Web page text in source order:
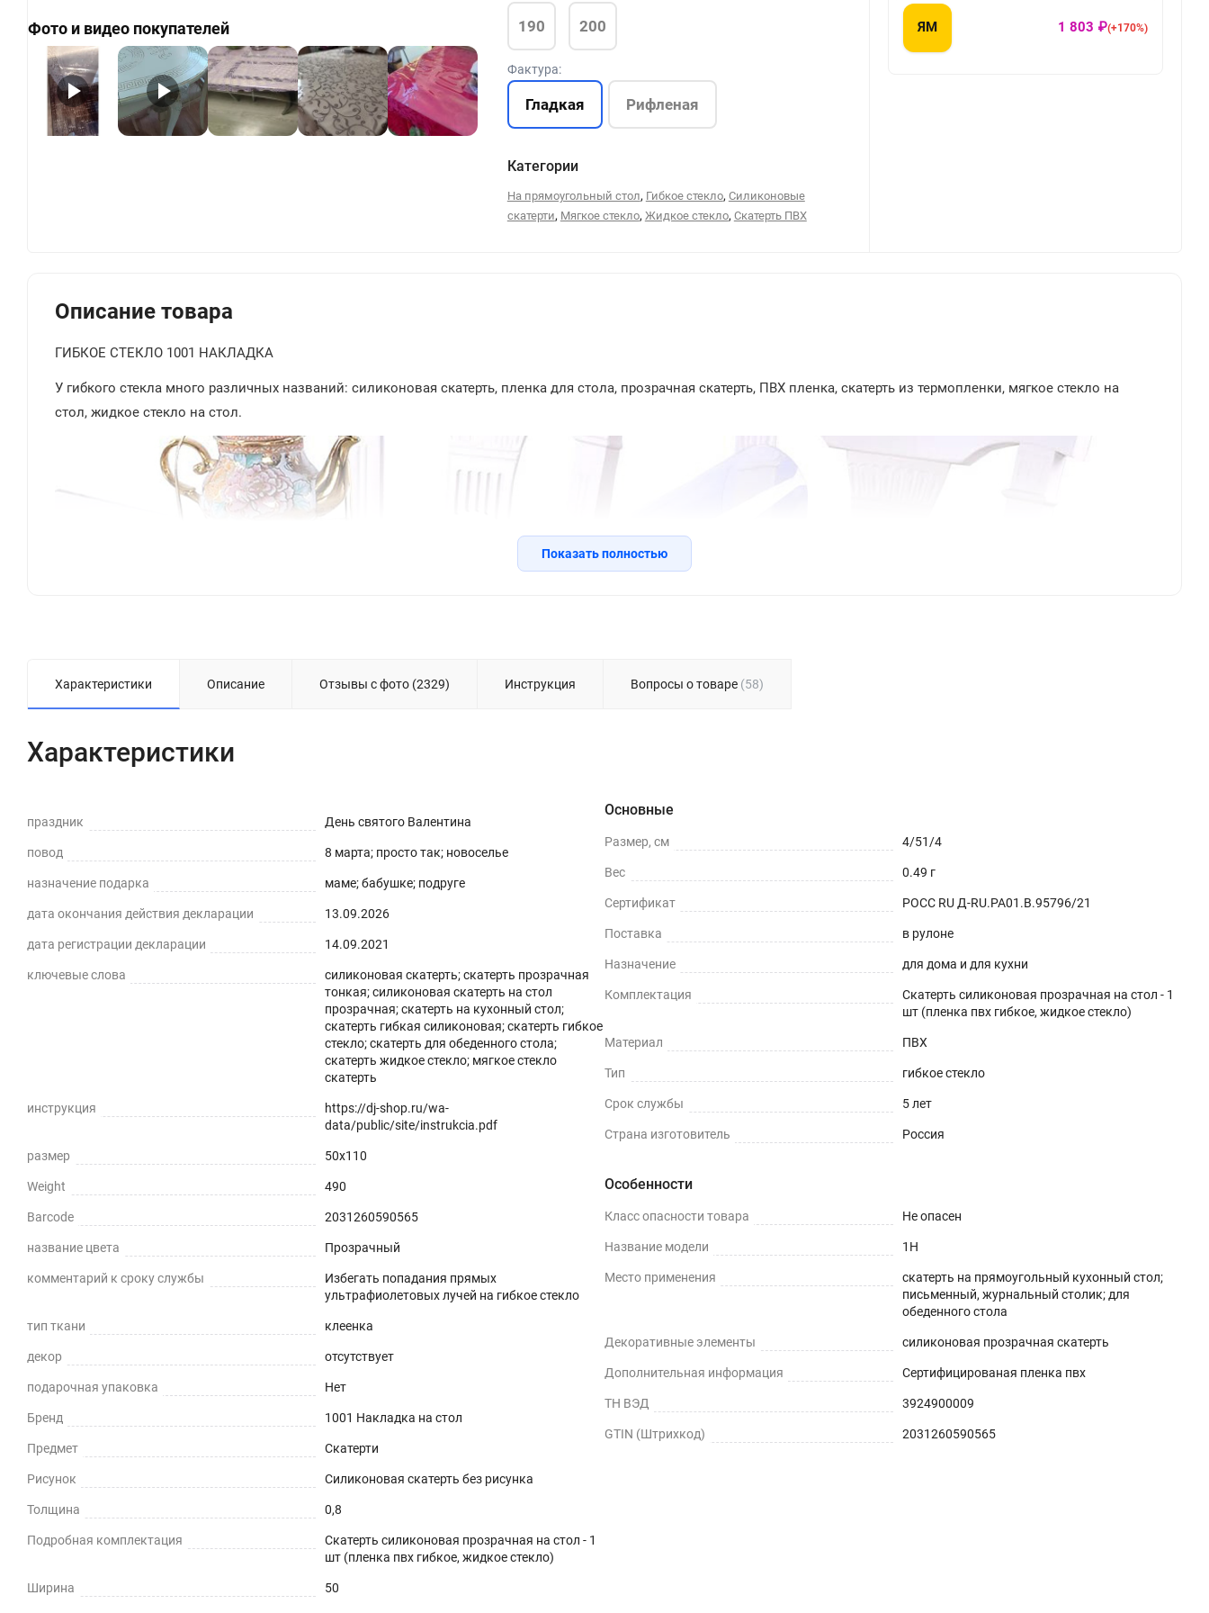
Фото и видео покупателей 190 200
Фактура:
Гладкая Рифленая
Категории
На прямоугольный стол, Гибкое стекло, Силиконовые
скатерти, Мягкое стекло, Жидкое стекло, Скатерть ПВХ
ЯМ 1 803 ₽(+170%)
Описание товара
ГИБКОЕ СТЕКЛО 1001 НАКЛАДКА
У гибкого стекла много различных названий: силиконовая скатерть, пленка для стола, прозрачная скатерть, ПВХ пленка, скатерть из термопленки, мягкое стекло на
стол, жидкое стекло на стол.
практичное решение для защиты плоских горизонтальных поверхностей и скатертей, а также для улучшения их внешнего вида. Для производства используется
экологически чистый ПВХ-материал с характеристиками водонепроницаемости, нескользкости, термостойкости (максимум до 70°С).
Прозрачная и Гибкая
Не скрывает натуральный цвет вашего стола или скатерти.
Приглушает звон столовых приборов.
Безопасно
Для людей и животных
Показать полностью
Характеристики Описание Отзывы с фото (2329) Инструкция Вопросы о товаре (58)
Характеристики
праздник День святого Валентина
повод 8 марта; просто так; новоселье
назначение подарка маме; бабушке; подруге
дата окончания действия декларации 13.09.2026
дата регистрации декларации 14.09.2021
ключевые слова
силиконовая скатерть; скатерть прозрачная
тонкая; силиконовая скатерть на стол
прозрачная; скатерть на кухонный стол;
скатерть гибкая силиконовая; скатерть гибкое
стекло; скатерть для обеденного стола;
скатерть жидкое стекло; мягкое стекло
скатерть
инструкция
https://dj-shop.ru/wa-
data/public/site/instrukcia.pdf
размер 50x110
Weight 490
Barcode 2031260590565
название цвета Прозрачный
комментарий к сроку службы
Избегать попадания прямых
ультрафиолетовых лучей на гибкое стекло
тип ткани клеенка
декор отсутствует
подарочная упаковка Нет
Бренд 1001 Накладка на стол
Предмет Скатерти
Рисунок Силиконовая скатерть без рисунка
Толщина 0,8
Подробная комплектация
Скатерть силиконовая прозрачная на стол - 1
шт (пленка пвх гибкое, жидкое стекло)
Ширина 50
Основные
Размер, см 4/51/4
Вес 0.49 г
Сертификат РОСС RU Д-RU.РА01.В.95796/21
Поставка в рулоне
Назначение для дома и для кухни
Комплектация
Скатерть силиконовая прозрачная на стол - 1
шт (пленка пвх гибкое, жидкое стекло)
Материал ПВХ
Тип гибкое стекло
Срок службы 5 лет
Страна изготовитель Россия
Особенности
Класс опасности товара Не опасен
Название модели 1H
Место применения
скатерть на прямоугольный кухонный стол;
письменный, журнальный столик; для
обеденного стола
Декоративные элементы силиконовая прозрачная скатерть
Дополнительная информация Сертифицированая пленка пвх
ТН ВЭД 3924900009
GTIN (Штрихкод) 2031260590565